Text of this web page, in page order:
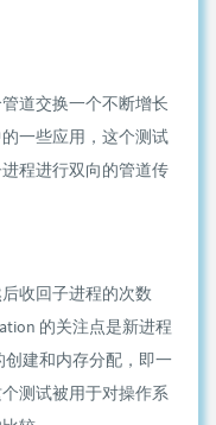
道交换一个不断增长
一些应用，这个测试
程进行双向的管道传
收回子进程的次数
的关注点是新进程
建和内存分配，即一
测试被用于对操作系